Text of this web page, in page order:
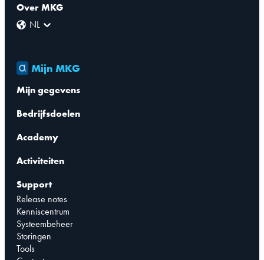
Over MKG
NL
Mijn MKG
Mijn gegevens
Bedrijfsdoelen
Academy
Activiteiten
Support
Release notes
Kenniscentrum
Systeembeheer
Storingen
Tools